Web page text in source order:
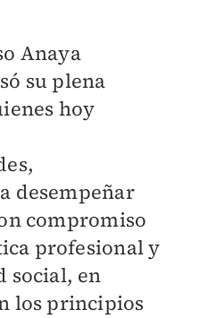
Anaya
su plena
hoy
desempeñar
compromiso
profesional y
social, en
los principios